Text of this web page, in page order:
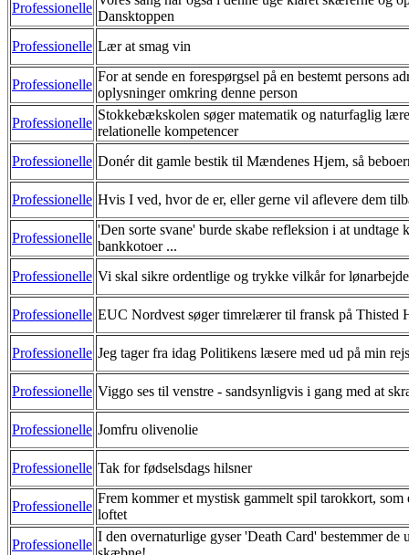
Professionelle
Dansktoppen
Professionelle Lær at smag vin
Professionelle
For at sende en forespørgsel på en bestemt persons
oplysninger omkring denne person
Professionelle
Stokkebækskolen søger matematik og naturfaglig
relationelle kompetencer
Professionelle Donér dit gamle bestik til Mændenes Hjem, så
Professionelle Hvis I ved, hvor de er, eller gerne vil aflevere dem
Professionelle
'Den sorte svane' burde skabe refleksion i at undtage
bankkotoer ...
Professionelle Vi skal sikre ordentlige og trykke vilkår for
Professionelle EUC Nordvest søger timrelærer til fransk på Thisted
Professionelle Jeg tager fra idag Politikens læsere med ud på min
Professionelle Viggo ses til venstre - sandsynligvis i gang med at
Professionelle Jomfru olivenolie
Professionelle Tak for fødselsdags hilsner
Professionelle
Frem kommer et mystisk gammelt spil tarokkort, som
loftet
Professionelle
I den overnaturlige gyser 'Death Card' bestemmer de